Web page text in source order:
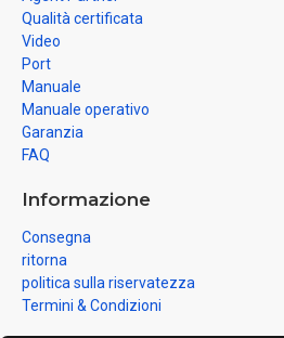
Qualità certificata
Video
Port
Manuale
Manuale operativo
Garanzia
FAQ
Informazione
Consegna
ritorna
politica sulla riservatezza
Termini & Condizioni